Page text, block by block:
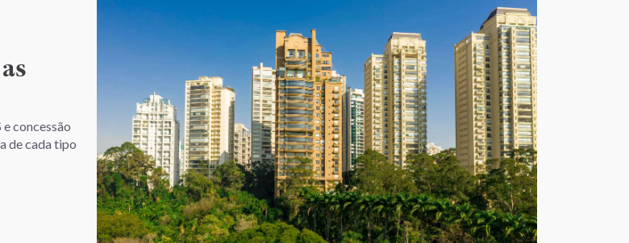
concessão
de cada tipo